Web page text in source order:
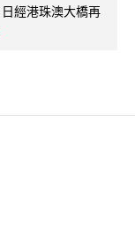
經港珠澳大橋再